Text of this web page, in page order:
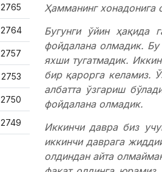
2765
2764
2757
2753
2750
2749
Ҳамманинг хонадонига
Бугунги ўйин ҳақида
фойдалана олмадик.
яхши тугатмадик.
бир қарорга келамиз.
албатта ўзгариш
фойдалана олмадик.
Иккинчи давра биз
иккинчи даврага
олдиндан айта